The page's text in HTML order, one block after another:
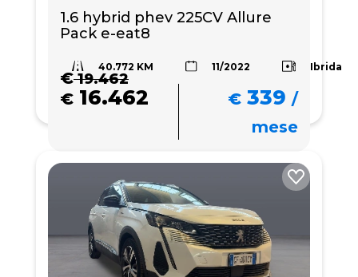
1.6 hybrid phev 225CV Allure
Pack e-eat8
40.772 KM 11/2022 Ibrida
€19.462
€ 16.462 € 339 /
mese